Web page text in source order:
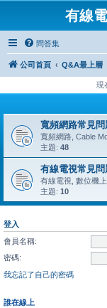
有線
問答集
公司首頁 Q&A最上層
現
寬頻網路常見問
寬頻網路, Cable
主題: 48
有線電視常見問
有線電視, 數位機
主題: 10
登入
會員名稱:
密碼:
我忘記了自己的密碼
誰在線上